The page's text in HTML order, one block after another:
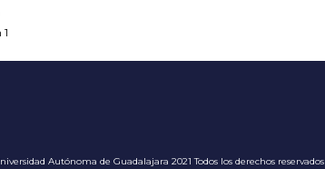
Autónoma de Guadalajara 2021 Todos los derechos reservados